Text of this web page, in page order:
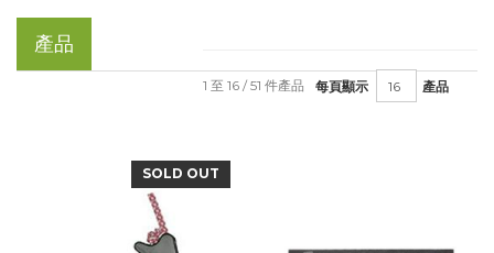
產品
每頁顯示 產品
1 至 16 / 51 件產品
SOLD OUT